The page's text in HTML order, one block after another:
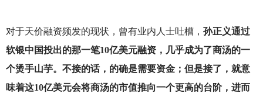
对于天价融资频发的现状，曾有业内人士吐槽， 孙正义通过
软银中国投出的那一笔10亿美元融资，几乎成为了商汤的一
个烫手山芋。不接的话，的确是需要资金；但是接了，就意
味着这10亿美元会将商汤的市值推向一个更高的台阶，进而